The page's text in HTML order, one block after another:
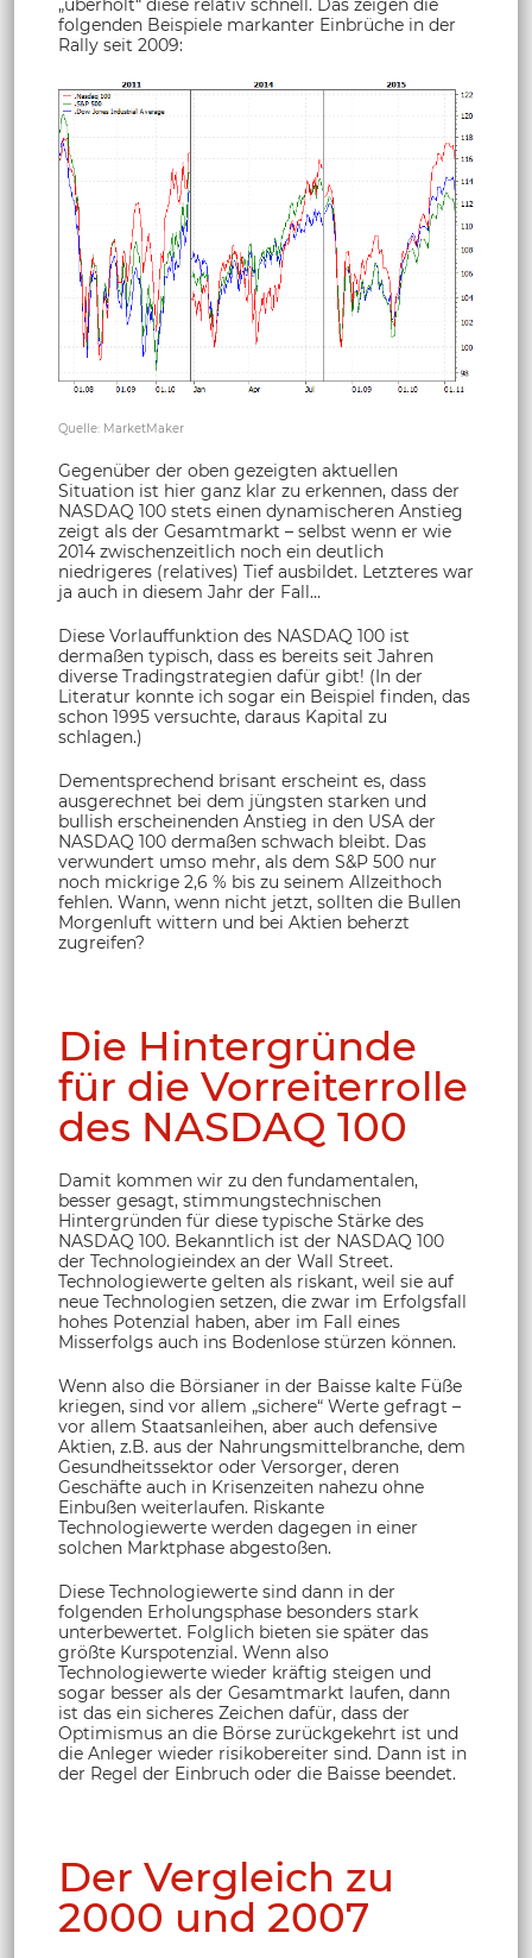
„überholt“ diese relativ schnell. Das zeigen die
folgenden Beispiele markanter Einbrüche in der
Rally seit 2009:
Quelle: MarketMaker
Gegenüber der oben gezeigten aktuellen
Situation ist hier ganz klar zu erkennen, dass der
NASDAQ 100 stets einen dynamischeren Anstieg
zeigt als der Gesamtmarkt – selbst wenn er wie
2014 zwischenzeitlich noch ein deutlich
niedrigeres (relatives) Tief ausbildet. Letzteres war
ja auch in diesem Jahr der Fall…
Diese Vorlauffunktion des NASDAQ 100 ist
dermaßen typisch, dass es bereits seit Jahren
diverse Tradingstrategien dafür gibt! (In der
Literatur konnte ich sogar ein Beispiel finden, das
schon 1995 versuchte, daraus Kapital zu
schlagen.)
Dementsprechend brisant erscheint es, dass
ausgerechnet bei dem jüngsten starken und
bullish erscheinenden Anstieg in den USA der
NASDAQ 100 dermaßen schwach bleibt. Das
verwundert umso mehr, als dem S&P 500 nur
noch mickrige 2,6 % bis zu seinem Allzeithoch
fehlen. Wann, wenn nicht jetzt, sollten die Bullen
Morgenluft wittern und bei Aktien beherzt
zugreifen?
Die Hintergründe
für die Vorreiterrolle
des NASDAQ 100
Damit kommen wir zu den fundamentalen,
besser gesagt, stimmungstechnischen
Hintergründen für diese typische Stärke des
NASDAQ 100. Bekanntlich ist der NASDAQ 100
der Technologieindex an der Wall Street.
Technologiewerte gelten als riskant, weil sie auf
neue Technologien setzen, die zwar im Erfolgsfall
hohes Potenzial haben, aber im Fall eines
Misserfolgs auch ins Bodenlose stürzen können.
Wenn also die Börsianer in der Baisse kalte Füße
kriegen, sind vor allem „sichere“ Werte gefragt –
vor allem Staatsanleihen, aber auch defensive
Aktien, z.B. aus der Nahrungsmittelbranche, dem
Gesundheitssektor oder Versorger, deren
Geschäfte auch in Krisenzeiten nahezu ohne
Einbußen weiterlaufen. Riskante
Technologiewerte werden dagegen in einer
solchen Marktphase abgestoßen.
Diese Technologiewerte sind dann in der
folgenden Erholungsphase besonders stark
unterbewertet. Folglich bieten sie später das
größte Kurspotenzial. Wenn also
Technologiewerte wieder kräftig steigen und
sogar besser als der Gesamtmarkt laufen, dann
ist das ein sicheres Zeichen dafür, dass der
Optimismus an die Börse zurückgekehrt ist und
die Anleger wieder risikobereiter sind. Dann ist in
der Regel der Einbruch oder die Baisse beendet.
Der Vergleich zu
2000 und 2007